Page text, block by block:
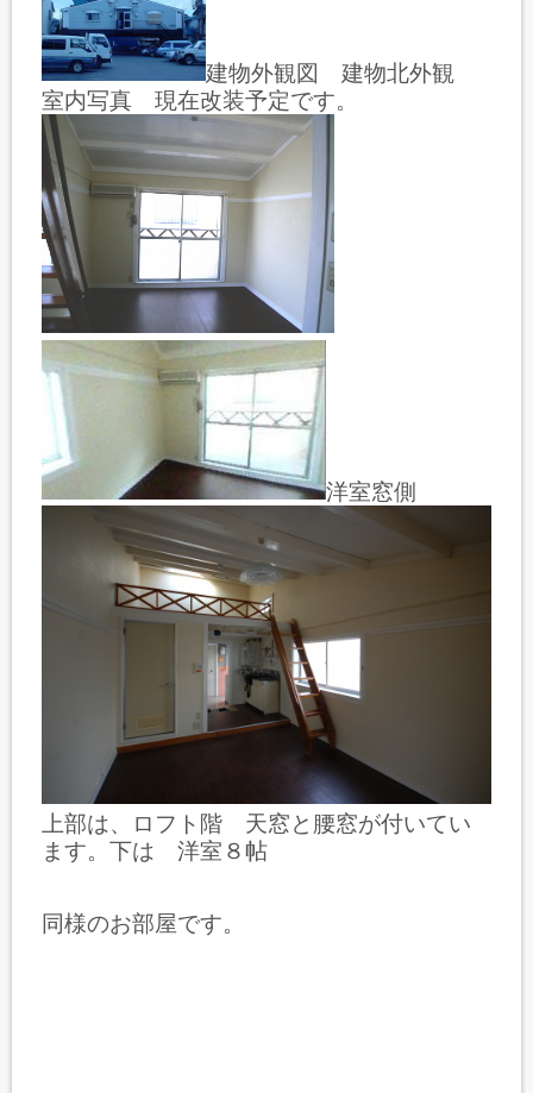
建物外観図 建物北外観
室内写真 現在改装予定です。
洋室窓側
上部は、ロフト階 天窓と腰窓が付いてい
ます。下は 洋室８帖
同様のお部屋です。